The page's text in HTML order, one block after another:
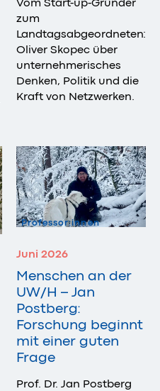
Vom Start-up-Gründer
zum
Landtagsabgeordneten:
Oliver Skopec über
unternehmerisches
Denken, Politik und die
Kraft von Netzwerken.
Professor:innen
Juni 2026
Menschen an der
UW/H – Jan
Postberg:
Forschung beginnt
mit einer guten
Frage
Prof. Dr. Jan Postberg